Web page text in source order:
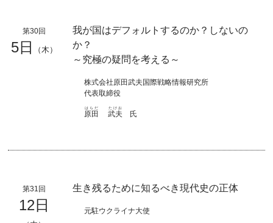
第30回
5日 （木）
我が国はデフォルトするのか？しないの
か？
～究極の疑問を考える～
株式会社原田武夫国際戦略情報研究所
代表取締役
原田
はらだ
武夫
たけお
氏
第31回
12日
生き残るために知るべき現代史の正体
元駐ウクライナ大使